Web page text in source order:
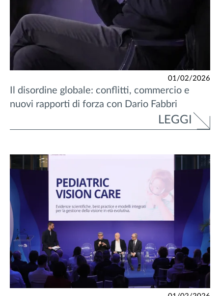
01/02/2026
Il disordine globale: conflitti, commercio e
nuovi rapporti di forza con Dario Fabbri
LEGGI